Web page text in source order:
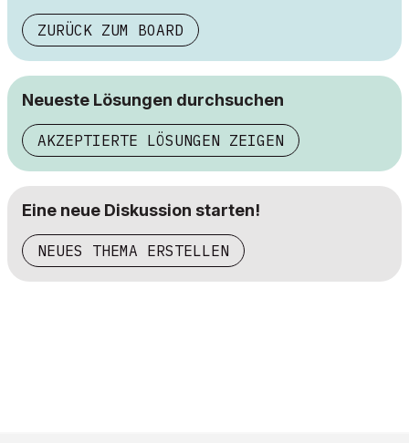
ZURÜCK ZUM BOARD
Neueste Lösungen durchsuchen
AKZEPTIERTE LÖSUNGEN ZEIGEN
Eine neue Diskussion starten!
NEUES THEMA ERSTELLEN